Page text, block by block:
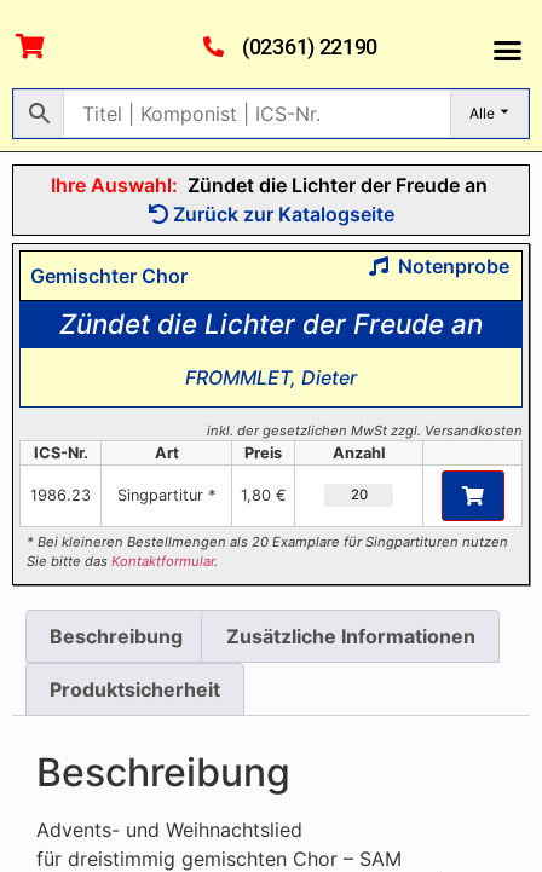
(02361) 22190
Alle
Ihre Auswahl: Zündet die Lichter der Freude an
Zurück zur Katalogseite
Gemischter Chor Notenprobe
Zündet die Lichter der Freude an
FROMMLET, Dieter
inkl. der gesetzlichen MwSt zzgl. Versandkosten
ICS-Nr. Art Preis Anzahl
1986.23 Singpartitur * 1,80 €
* Bei kleineren Bestellmengen als 20 Examplare für Singpartituren nutzen
Sie bitte dasKontaktformular.
Beschreibung Zusätzliche Informationen
Produktsicherheit
Beschreibung
Advents- und Weihnachtslied
für dreistimmig gemischten Chor – SAM